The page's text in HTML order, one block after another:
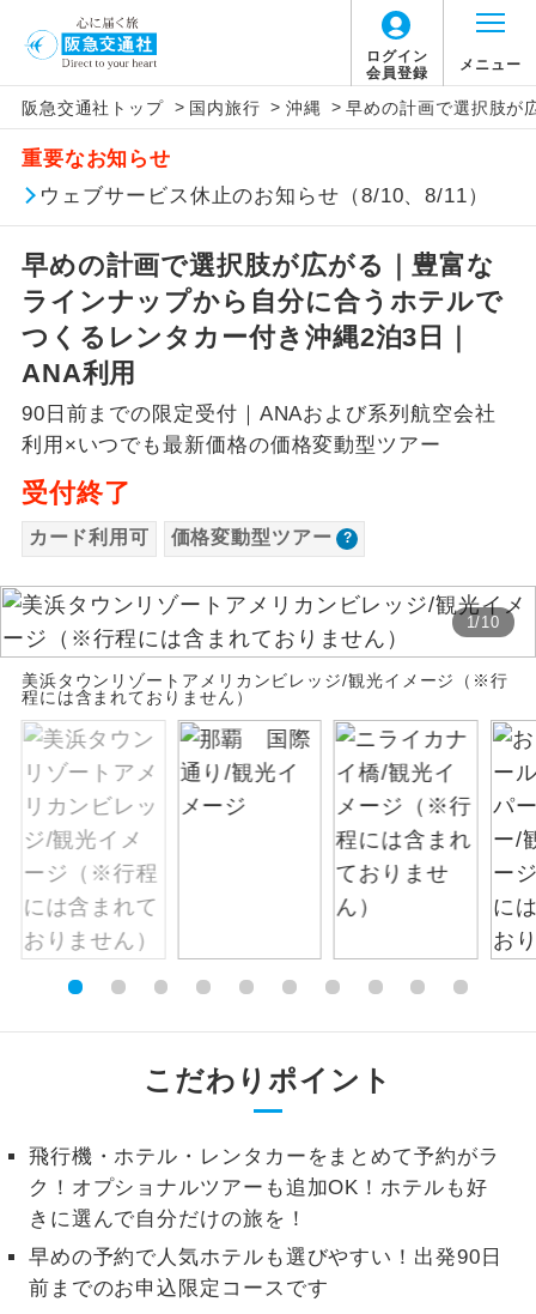
ログイン
会員登録
メニュー
阪急交通社トップ > 国内旅行 > 沖縄 > 早めの計画で選択肢が
重要なお知らせ
ウェブサービス休止のお知らせ（8/10、8/11）
早めの計画で選択肢が広がる｜豊富な
ラインナップから自分に合うホテルで
つくるレンタカー付き沖縄2泊3日｜
ANA利用
90日前までの限定受付｜ANAおよび系列航空会社
利用×いつでも最新価格の価格変動型ツアー
受付終了
カード利用可 価格変動型ツアー
1/10
美浜タウンリゾートアメリカンビレッジ/観光イメージ（※行
程には含まれておりません）
こだわりポイント
飛行機・ホテル・レンタカーをまとめて予約がラ
ク！オプショナルツアーも追加OK！ホテルも好
きに選んで自分だけの旅を！
早めの予約で人気ホテルも選びやすい！出発90日
前までのお申込限定コースです
アイコン 説明
添乗員同行
往路出発空港（駅）から復路到着空港
（駅）まで同行します。
現地添乗員同
行
現地到着空港（駅）から最終日出発空港
（駅）まで添乗員が同行します。
バスガイド乗
務
バスガイドが乗務し、車内での観光案内
新コース 初登場のコースです。
世界遺産
然遺産を訪ねるコースです。
絶景スポットに立ち寄るコースです。
温泉 温泉地にも宿泊するコースです。
露天風呂
ご宿泊ホテルに露天風呂が付いていま
す。
大浴場 ご宿泊ホテルに大浴場が付いています。
全食事付き
全てのお食事が付いていますので、お食
事の心配はいりません。（機内食を除
お部屋食
お部屋にてゆっくりとお召し上がりいた
だけます。
トラベルイヤ
周りの音を気にせず、ガイドさんの説明
1名様から出発可能な個人型プランで
2名様催行
2名様から出発可能な個人型プランで
す。
おひとり様参
加限定
おひとり様限定でご参加いただけるコー
スです。
「価格変動型ツアー」に関するご案内
価格変動型ツアーとは
賃」を利用したツアーです。
お申し込み時期・ご利用便の空席状況に
よって料金が変動いたします。
以下の注意事項をあらかじめご了承いただき
ますようお願いいたします。
お支払いについて
お支払いは、クレジットカード決済のみとな
ります。
お申し込みの最後にクレジットカード決済を
していただき、決済手続き完了をもちまし
て、ご旅行の契約が成立となります。
ご予約方法について
ウェブ限定コースとなりますので、コールセ
ンター及びカウンターでのお申し込みはでき
ません。